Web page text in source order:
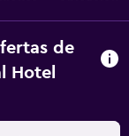
de
Hotel